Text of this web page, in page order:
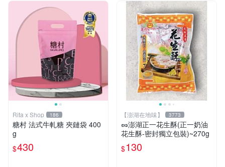
Rita x Shop 186
糖村 法式牛軋糖 夾鏈袋 400
g
$430
【澎湖在地味】 3773
🥜澎湖正一花生酥(正一奶油
花生酥-密封獨立包裝)~270g
$130